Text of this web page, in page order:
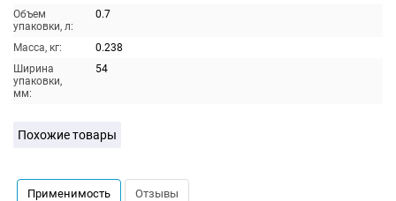
Объем
упаковки, л:
0.7
Масса, кг:
0.238
Ширина
упаковки,
мм:
54
Похожие товары
Применимость Отзывы